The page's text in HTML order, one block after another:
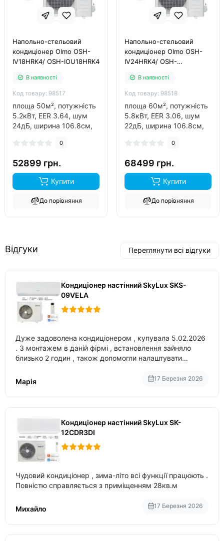
Напольно-стельовий
кондиціонер Olmo OSH-
IV18HRK4/ OSH-IOU18HRK4
В наявності
Код товару: 98517
площа 50м², потужність
5.2кВт, EER 3.64, шум
24дБ, ширина 106.8см,
обігрів до -25°C..
0
52899 грн.
Купити
До порівняння
Напольно-стельовий
кондиціонер Olmo OSH-
IV24HRK4/ OSH-
В наявності
Код товару: 98518
площа 60м², потужність
5.8кВт, EER 3.06, шум
22дБ, ширина 106.8см,
обігрів до -25°C..
0
68499 грн.
Купити
До порівняння
Відгуки Переглянути всі відгуки
Кондиціонер настінний SkyLux SKS-
09VELA
Дуже задоволена кондиціонером , купувала 5.02.2026
. З монтажем в даній фірмі , встановлення зайняло
близько 2 годин , також допомогли налаштувати
Марія
17 Березня 2026
Кондиціонер настінний SkyLux SK-
12CDR3DI
Чудовий кондиціонер , зима-літо всі функції працюють .
Повністю справляється з приміщенням 28кв.м
Михайло 17 Березня 2026